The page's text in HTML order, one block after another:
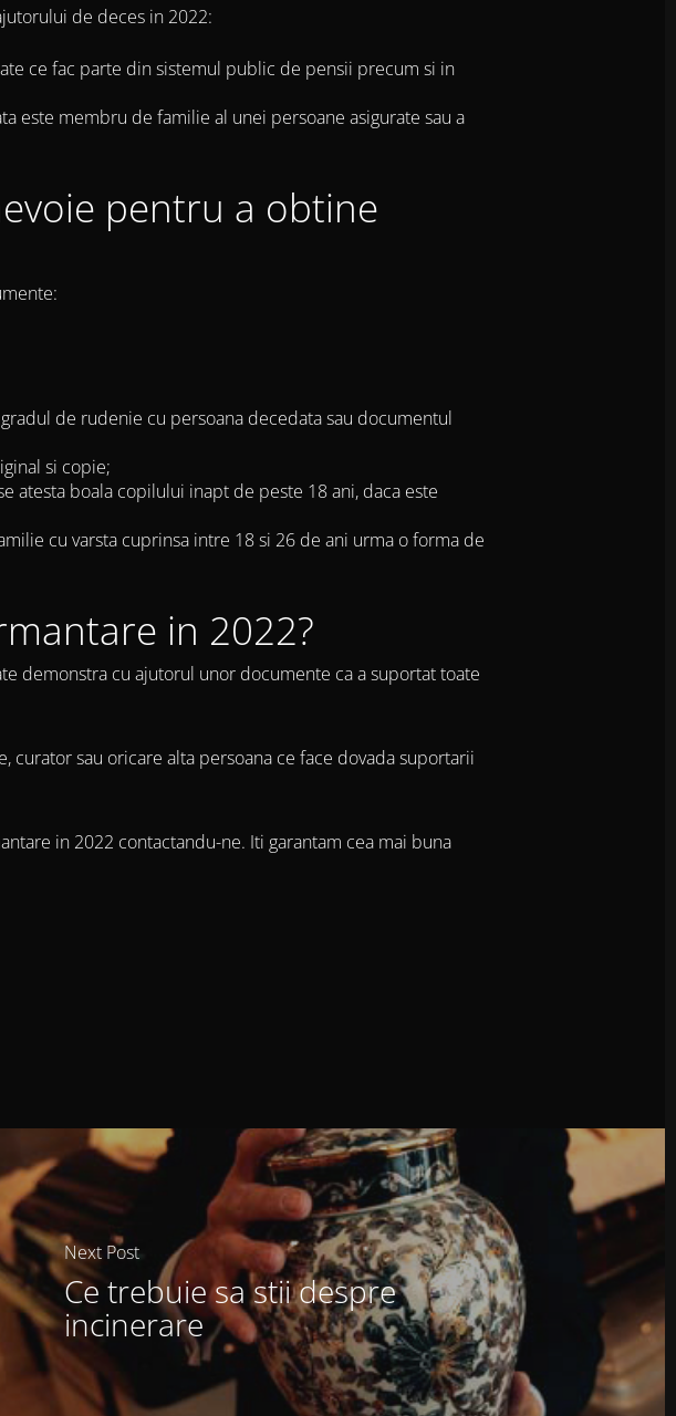
de deces in 2022:
ce fac parte din sistemul public de pensii precum si in
este membru de familie al unei persoane asigurate sau a
pentru a obtine
de rudenie cu persoana decedata sau documentul
si copie;
atesta boala copilului inapt de peste 18 ani, daca este
cu varsta cuprinsa intre 18 si 26 de ani urma o forma de
in 2022?
demonstra cu ajutorul unor documente ca a suportat toate
sau oricare alta persoana ce face dovada suportarii
in 2022 contactandu-ne. Iti garantam cea mai buna
Next Post
Ce trebuie sa stii despre
incinerare